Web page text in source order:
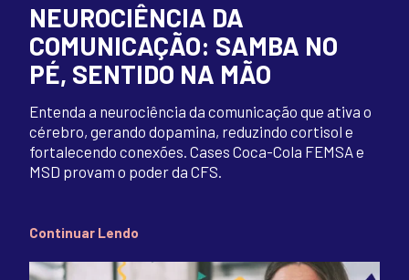
NEUROCIÊNCIA DA
COMUNICAÇÃO: SAMBA NO
PÉ, SENTIDO NA MÃO
Entenda a neurociência da comunicação que ativa o
cérebro, gerando dopamina, reduzindo cortisol e
fortalecendo conexões. Cases Coca-Cola FEMSA e
MSD provam o poder da CFS.
Continuar Lendo